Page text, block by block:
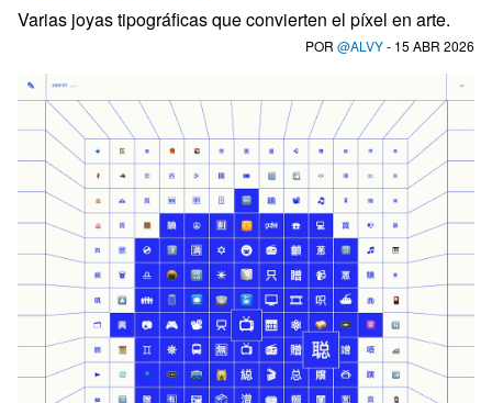
Varias joyas tipográficas que convierten el píxel en arte.
POR @ALVY- 15 ABR 2026